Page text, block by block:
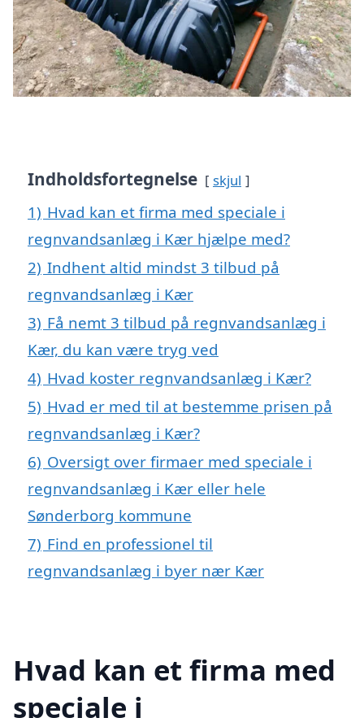
Indholdsfortegnelse skjul
1) Hvad kan et firma med speciale i
regnvandsanlæg i Kær hjælpe med?
2) Indhent altid mindst 3 tilbud på
regnvandsanlæg i Kær
3) Få nemt 3 tilbud på regnvandsanlæg i
Kær, du kan være tryg ved
4) Hvad koster regnvandsanlæg i Kær?
5) Hvad er med til at bestemme prisen på
regnvandsanlæg i Kær?
6) Oversigt over firmaer med speciale i
regnvandsanlæg i Kær eller hele
Sønderborg kommune
7) Find en professionel til
regnvandsanlæg i byer nær Kær
Hvad kan et firma med
speciale i